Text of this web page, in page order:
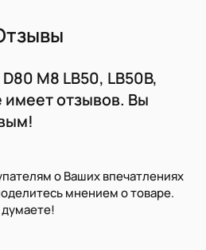
M8 LB50, LB50В,
имеет отзывов. Вы
о Ваших впечатлениях
мнением о товаре.